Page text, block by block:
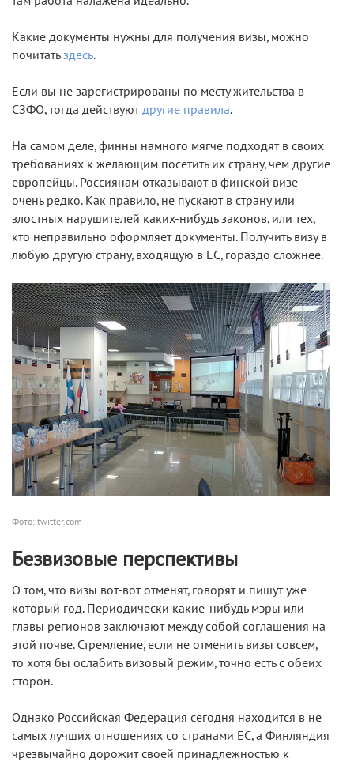
Какие документы нужны для получения визы, можно
почитатьздесь.
Если вы не зарегистрированы по месту жительства в
СЗФО, тогда действуютдругие правила.
На самом деле, финны намного мягче подходят в своих
требованиях к желающим посетить их страну, чем другие
европейцы. Россиянам отказывают в финской визе
очень редко. Как правило, не пускают в страну или
злостных нарушителей каких-нибудь законов, или тех,
кто неправильно оформляет документы. Получить визу в
любую другую страну, входящую в ЕС, гораздо сложнее.
Фото: twitter.com
Безвизовые перспективы
О том, что визы вот-вот отменят, говорят и пишут уже
который год. Периодически какие-нибудь мэры или
главы регионов заключают между собой соглашения на
этой почве. Стремление, если не отменить визы совсем,
то хотя бы ослабить визовый режим, точно есть с обеих
сторон.
Однако Российская Федерация сегодня находится в не
самых лучших отношениях со странами ЕС, а Финляндия
чрезвычайно дорожит своей принадлежностью к